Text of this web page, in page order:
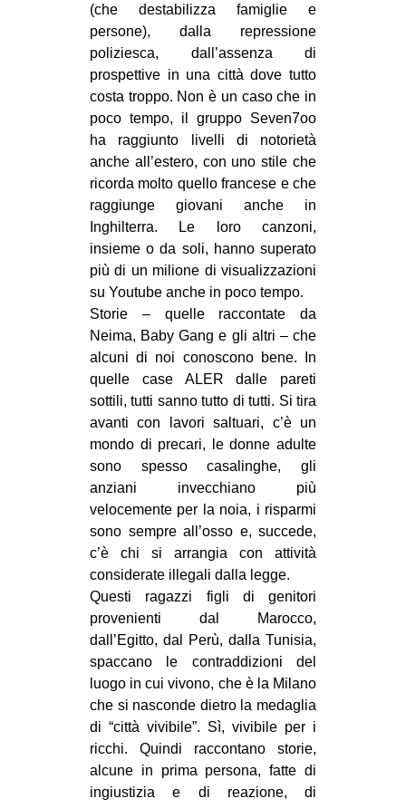
in
Fb
tw
bsky
ms
SEARCH
(che destabilizza famiglie e
persone), dalla repressione
poliziesca, dall’assenza di
prospettive in una città dove tutto
costa troppo. Non è un caso che in
poco tempo, il gruppo Seven7oo
ha raggiunto livelli di notorietà
anche all’estero, con uno stile che
ricorda molto quello francese e che
raggiunge giovani anche in
Inghilterra. Le loro canzoni,
insieme o da soli, hanno superato
più di un milione di visualizzazioni
su Youtube anche in poco tempo.
Storie – quelle raccontate da
Neima, Baby Gang e gli altri – che
alcuni di noi conoscono bene. In
quelle case ALER dalle pareti
sottili, tutti sanno tutto di tutti. Si tira
avanti con lavori saltuari, c’è un
mondo di precari, le donne adulte
sono spesso casalinghe, gli
anziani invecchiano più
velocemente per la noia, i risparmi
sono sempre all’osso e, succede,
c’è chi si arrangia con attività
considerate illegali dalla legge.
Questi ragazzi figli di genitori
provenienti dal Marocco,
dall’Egitto, dal Perù, dalla Tunisia,
spaccano le contraddizioni del
luogo in cui vivono, che è la Milano
che si nasconde dietro la medaglia
di “città vivibile”. Sì, vivibile per i
ricchi. Quindi raccontano storie,
alcune in prima persona, fatte di
ingiustizia e di reazione, di